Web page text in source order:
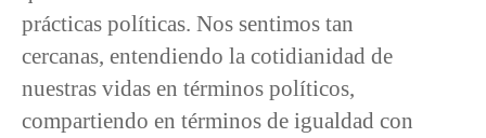
prácticas políticas. Nos sentimos tan
cercanas, entendiendo la cotidianidad de
nuestras vidas en términos políticos,
compartiendo en términos de igualdad con